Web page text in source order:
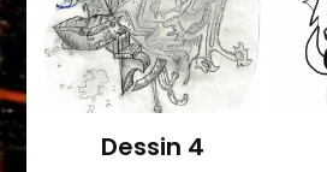
Dessin 4